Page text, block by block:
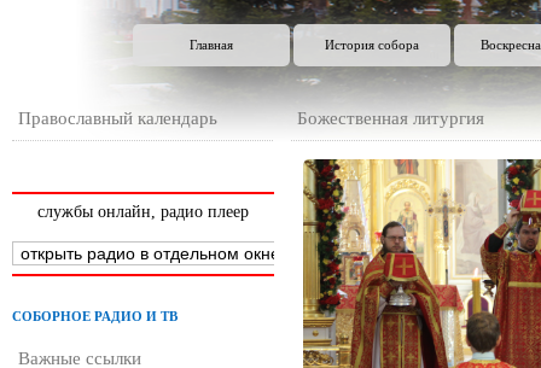
Главная История собора
Православный календарь
службы онлайн, радио плеер
СОБОРНОЕ РАДИО И ТВ
Важные ссылки
Божественная литургия